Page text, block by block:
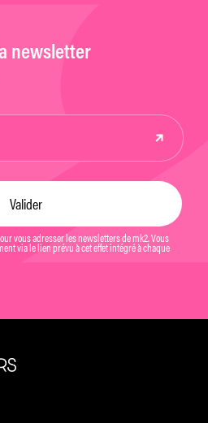
newsletter
vous adresser les newsletters de mk2. Vous
via le lien prévu à cet effet intégré à chaque